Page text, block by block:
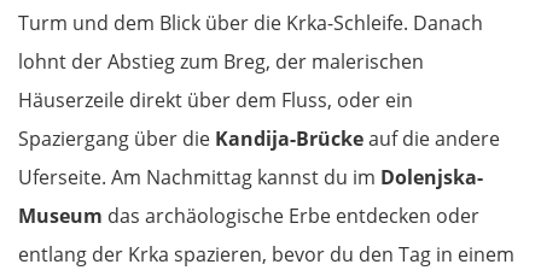
Turm und dem Blick über die Krka-Schleife. Danach
lohnt der Abstieg zum Breg, der malerischen
Häuserzeile direkt über dem Fluss, oder ein
Spaziergang über die Kandija-Brückeauf die andere
Uferseite. Am Nachmittag kannst du im Dolenjska-
Museum das archäologische Erbe entdecken oder
entlang der Krka spazieren, bevor du den Tag in einem